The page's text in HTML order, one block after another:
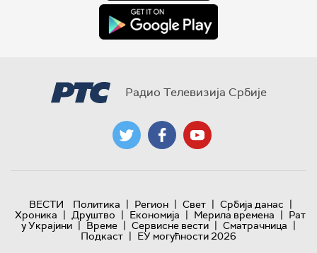
Радио Телевизија Србије
ВЕСТИ Политика | Регион | Свет | Србија данас |
Хроника | Друштво | Економија | Мерила времена | Рат
у Украјини | Време | Сервисне вести | Сматрачница |
Подкаст | ЕУ могућности 2026